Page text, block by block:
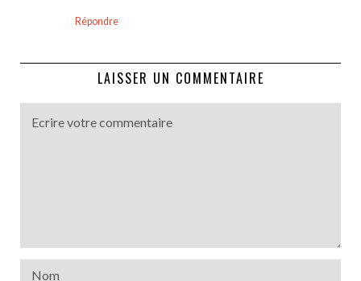
Répondre
LAISSER UN COMMENTAIRE